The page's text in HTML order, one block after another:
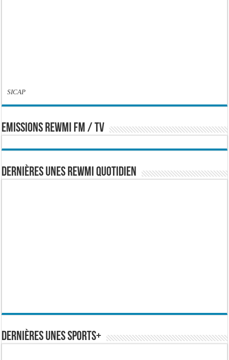
SICAP
EMISSIONS REWMI FM / TV
Dernières Unes Rewmi Quotidien
Dernières Unes Sports+